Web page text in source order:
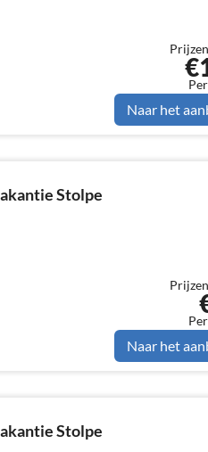
Naar het
Stolpe
Naar het
Stolpe